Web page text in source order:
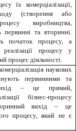
їх комерціалізації,
(створення або
виробництва,
первинні та вторинні.
початок процесу, а
процесу у
процес діяльності.
наукових
первинними та
– це прямий,
бізнес-процесу
вихід – це
процесу, який не є